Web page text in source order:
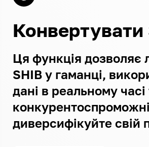
Конвертувати
Ця функція дозволяє
SHIB у гаманці,
дані в реальному часі
диверсифікуйте свій